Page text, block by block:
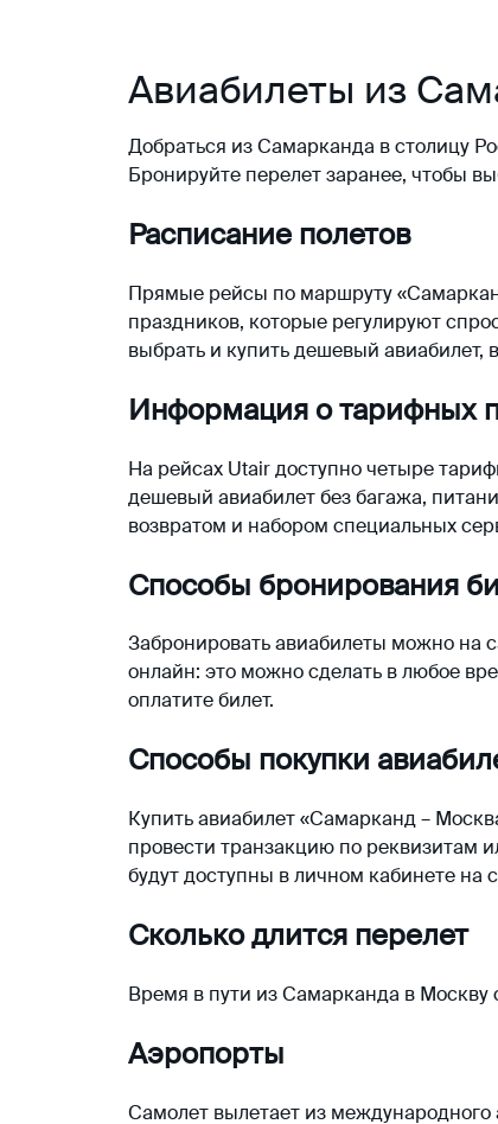
Авиабилеты из
Добраться из Самарканда в столицу
Бронируйте перелет заранее, чтобы
Расписание полетов
Прямые рейсы по маршруту
праздников, которые регулируют
выбрать и купить дешевый
Информация о тарифных
На рейсах Utair доступно четыре
дешевый авиабилет без багажа,
возвратом и набором специальных
Способы бронирования
Забронировать авиабилеты можно на
онлайн: это можно сделать в любое
оплатите билет.
Способы покупки
Купитьавиабилет «Самарканд –
провести транзакцию по реквизитам
будут доступны в личном кабинете
Сколько длится перелет
Время в пути из Самарканда в Москву
Аэропорты
Самолет вылетает из